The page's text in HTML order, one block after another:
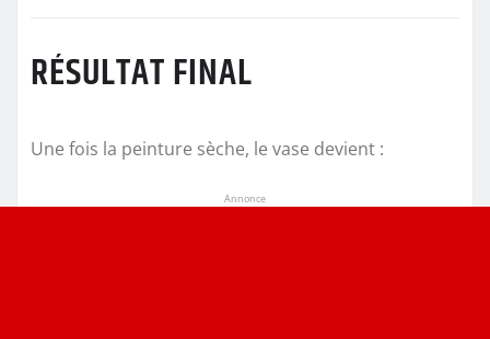
RÉSULTAT FINAL
Une fois la peinture sèche, le vase devient :
Annonce